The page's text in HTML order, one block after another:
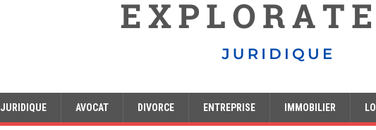
JURIDIQUE AVOCAT DIVORCE ENTREPRISE IMMOBILIER LOI